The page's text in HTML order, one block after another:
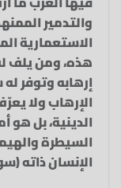
والتدمير
الاستعمارية
هذه، ومن يلف
إرهابه وتوفر
الإرهاب ولا
الدينية، بل
السيطرة
الإنسان ذاته